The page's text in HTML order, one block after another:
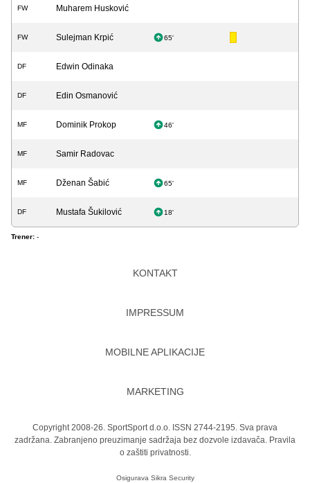
FW Muharem Husković
FW Sulejman Krpić 65'
DF Edwin Odinaka
DF Edin Osmanović
MF Dominik Prokop 46'
MF Samir Radovac
MF Dženan Šabić 65'
DF Mustafa Šukilović 18'
Trener: -
KONTAKT
IMPRESSUM
MOBILNE APLIKACIJE
MARKETING
Copyright 2008-26. SportSport d.o.o. ISSN 2744-2195. Sva prava
zadržana. Zabranjeno preuzimanje sadržaja bez dozvole izdavača. Pravila
o zaštiti privatnosti.
Osigurava Sikra Security